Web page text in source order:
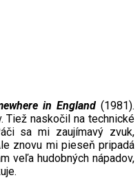
in England (1981).
Tiež naskočil na technické
sa mi zaujímavý zvuk,
znovu mi pieseň pripadá
veľa hudobných nápadov,